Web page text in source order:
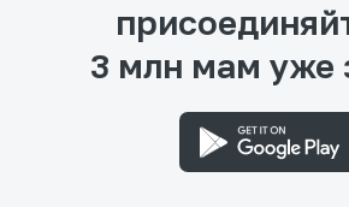
3 млн мам уже